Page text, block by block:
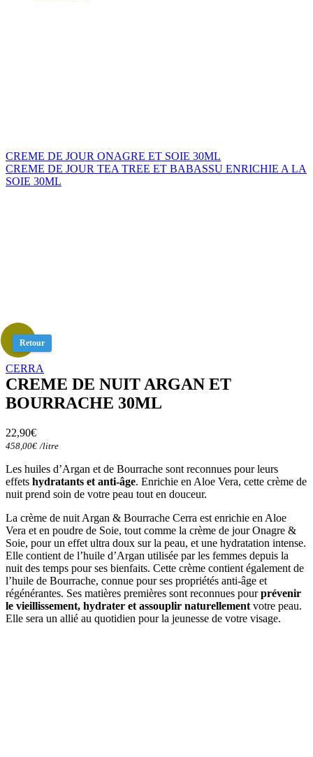
CREME DE JOUR ONAGRE ET SOIE 30ML
CREME DE JOUR TEA TREE ET BABASSU ENRICHIE A LA
SOIE 30ML
Retour
CERRA
CREME DE NUIT ARGAN ET
BOURRACHE 30ML
22,90€
458,00€ /litre
Les huiles d’Argan et de Bourrache sont reconnues pour leurs
effets hydratants et anti-âge. Enrichie en Aloe Vera, cette crème de
nuit prend soin de votre peau tout en douceur.
La crème de nuit Argan & Bourrache Cerra est enrichie en Aloe
Vera et en poudre de Soie, tout comme la crème de jour Onagre &
Soie, pour un effet ultra doux sur la peau, et une hydratation intense.
Elle contient de l’huile d’Argan utilisée par les femmes depuis la
nuit des temps pour ses bienfaits. Cette crème contient également de
l’huile de Bourrache, connue pour ses propriétés anti-âge et
régénérantes. Ses matières premières sont reconnues pourprévenir
le vieillissement, hydrater et assouplir naturellement votre peau.
Elle sera un allié au quotidien pour la jeunesse de votre visage.